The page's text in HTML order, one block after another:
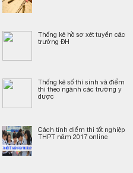
Thống kê hồ sơ xét tuyển các
trường ĐH
Thống kê số thí sinh và điểm
thi theo ngành các trường y
dược
Cách tính điểm thi tốt nghiệp
THPT năm 2017 online